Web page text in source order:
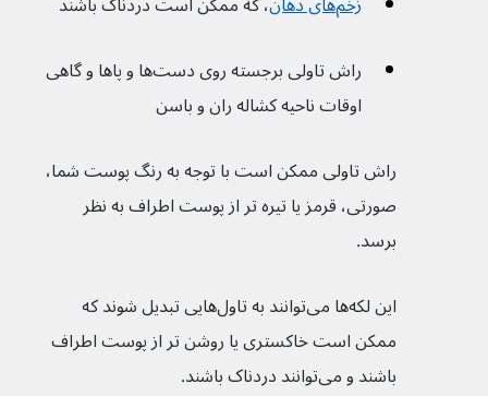
راش‌ تاولی برجسته روی دست‌ها و پاها و گاهی
اوقات ناحیه کشاله ران و باسن
راش‌ تاولی ممکن است با توجه به رنگ پوست شما،
صورتی، قرمز یا تیره تر از پوست اطراف به نظر
برسد.
این لکه‌ها می‌توانند به تاول‌هایی تبدیل شوند که
ممکن است خاکستری یا روشن تر از پوست اطراف
باشند و می‌توانند دردناک باشند.